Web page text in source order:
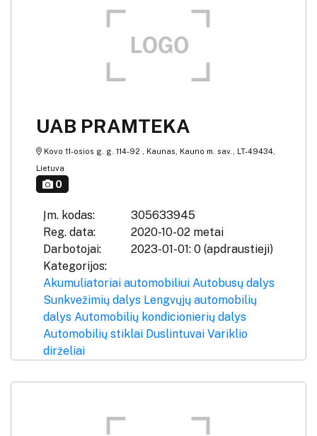
UAB PRAMTEKA
Kovo 11-osios g. g. 114-92 , Kaunas, Kauno m. sav., LT-49434,
Lietuva
0
Įm. kodas:
305633945
Reg. data:
2020-10-02 metai
Darbotojai:
2023-01-01: 0 (apdraustieji)
Kategorijos:
Akumuliatoriai automobiliui Autobusų dalys
Sunkvežimių dalys Lengvųjų automobilių
dalys Automobilių kondicionierių dalys
Automobilių stiklai Duslintuvai Variklio
dirželiai